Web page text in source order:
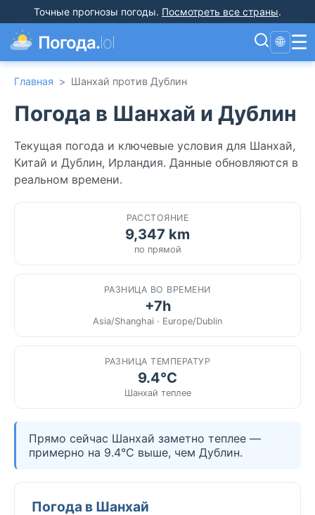
Точные прогнозы погоды. Посмотреть все страны.
Погода.lol 🌐 ☰
Главная > Шанхай против Дублин
Погода в Шанхай и Дублин
Текущая погода и ключевые условия для Шанхай,
Китай и Дублин, Ирландия. Данные обновляются в
реальном времени.
РАССТОЯНИЕ
9,347 km
по прямой
РАЗНИЦА ВО ВРЕМЕНИ
+7h
Asia/Shanghai · Europe/Dublin
РАЗНИЦА ТЕМПЕРАТУР
9.4°C
Шанхай теплее
Прямо сейчас Шанхай заметно теплее —
примерно на 9.4°C выше, чем Дублин.
Погода в Шанхай